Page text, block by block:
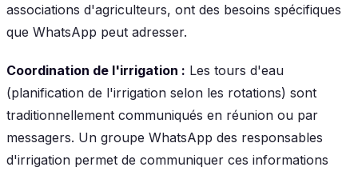
associations d'agriculteurs, ont des besoins spécifiques
que WhatsApp peut adresser.
Coordination de l'irrigation : Les tours d'eau
(planification de l'irrigation selon les rotations) sont
traditionnellement communiqués en réunion ou par
messagers. Un groupe WhatsApp des responsables
d'irrigation permet de communiquer ces informations